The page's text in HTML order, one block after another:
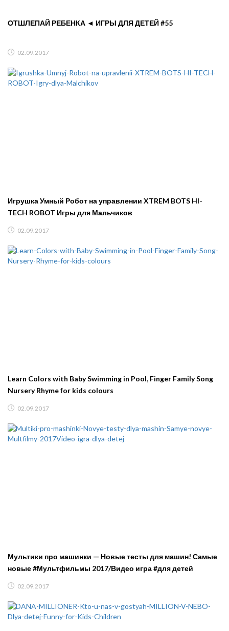
ОТШЛЕПАЙ РЕБЕНКА ◄ ИГРЫ ДЛЯ ДЕТЕЙ #55
02.09.2017
Игрушка Умный Робот на управлении XTREM BOTS HI-
TECH ROBOT Игры для Мальчиков
02.09.2017
Learn Colors with Baby Swimming in Pool, Finger Family Song
Nursery Rhyme for kids colours
02.09.2017
Мультики про машинки — Новые тесты для машин! Самые
новые #Мультфильмы 2017/Видео игра #для детей
02.09.2017